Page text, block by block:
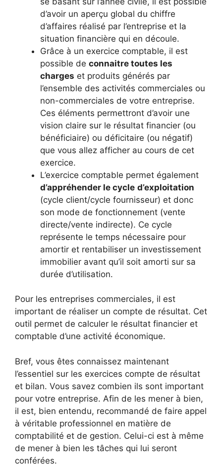
d’avoir un aperçu global du chiffre
d’affaires réalisé par l’entreprise et la
situation financière qui en découle.
Grâce à un exercice comptable, il est
possible de connaitre toutes les
charges et produits générés par
l’ensemble des activités commerciales ou
non-commerciales de votre entreprise.
Ces éléments permettront d’avoir une
vision claire sur le résultat financier (ou
bénéficiaire) ou déficitaire (ou négatif)
que vous allez afficher au cours de cet
exercice.
L’exercice comptable permet également
d’appréhender le cycle d’exploitation
(cycle client/cycle fournisseur) et donc
son mode de fonctionnement (vente
directe/vente indirecte). Ce cycle
représente le temps nécessaire pour
amortir et rentabiliser un investissement
immobilier avant qu’il soit amorti sur sa
durée d’utilisation.
Pour les entreprises commerciales, il est
important de réaliser un compte de résultat. Cet
outil permet de calculer le résultat financier et
comptable d’une activité économique.
Bref, vous êtes connaissez maintenant
l’essentiel sur les exercices compte de résultat
et bilan. Vous savez combien ils sont important
pour votre entreprise. Afin de les mener à bien,
il est, bien entendu, recommandé de faire appel
à véritable professionnel en matière de
comptabilité et de gestion. Celui-ci est à même
de mener à bien les tâches qui lui seront
conférées.